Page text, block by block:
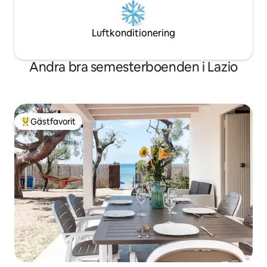
Luftkonditionering
Andra bra semesterboenden i Lazio
Populär gästfavorit
Gästfavorit